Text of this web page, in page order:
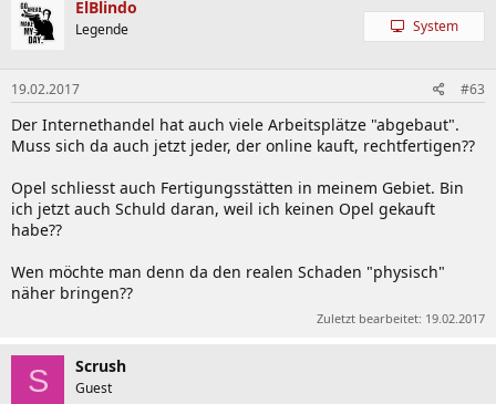
ElBlindo
Legende System
19.02.2017 #63
Der Internethandel hat auch viele Arbeitsplätze "abgebaut".
Muss sich da auch jetzt jeder, der online kauft, rechtfertigen??
Opel schliesst auch Fertigungsstätten in meinem Gebiet. Bin
ich jetzt auch Schuld daran, weil ich keinen Opel gekauft
habe??
Wen möchte man denn da den realen Schaden "physisch"
näher bringen??
Zuletzt bearbeitet: 19.02.2017
S Scrush
Guest